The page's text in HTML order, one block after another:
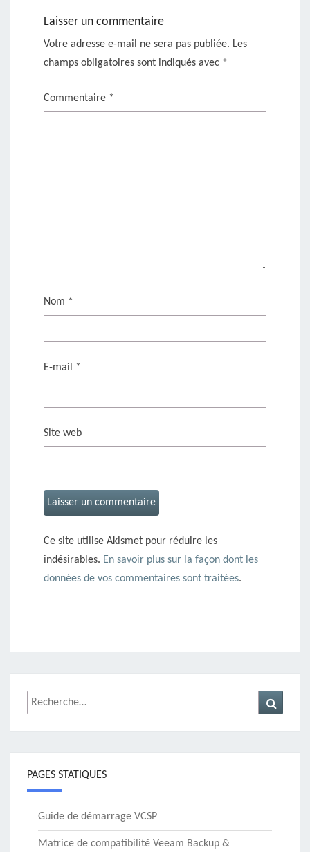
Laisser un commentaire
Votre adresse e-mail ne sera pas publiée. Les
champs obligatoires sont indiqués avec *
Commentaire *
Nom *
E-mail *
Site web
Ce site utilise Akismet pour réduire les
indésirables. En savoir plus sur la façon dont les
données de vos commentaires sont traitées.
Rechercher :
PAGES STATIQUES
Guide de démarrage VCSP
Matrice de compatibilité Veeam Backup &